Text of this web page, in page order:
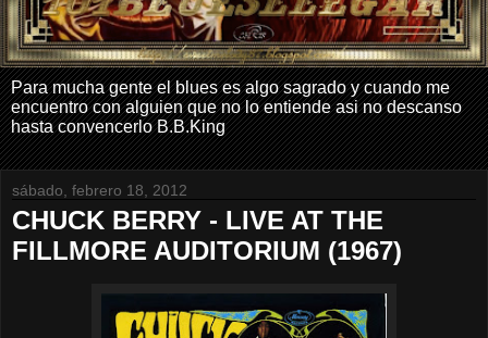
Para mucha gente el blues es algo sagrado y cuando me
encuentro con alguien que no lo entiende asi no descanso
hasta convencerlo B.B.King
sábado, febrero 18, 2012
CHUCK BERRY - LIVE AT THE
FILLMORE AUDITORIUM (1967)